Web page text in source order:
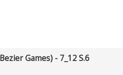
Games) - 7_12 S.6